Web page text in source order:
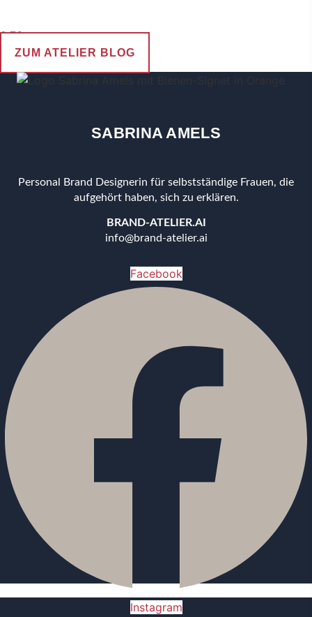
ZUM ATELIER BLOG
SABRINA AMELS
Personal Brand Designerin für selbstständige Frauen, die
aufgehört haben, sich zu erklären.
BRAND-ATELIER.AI
info@brand-atelier.ai
Facebook
Instagram